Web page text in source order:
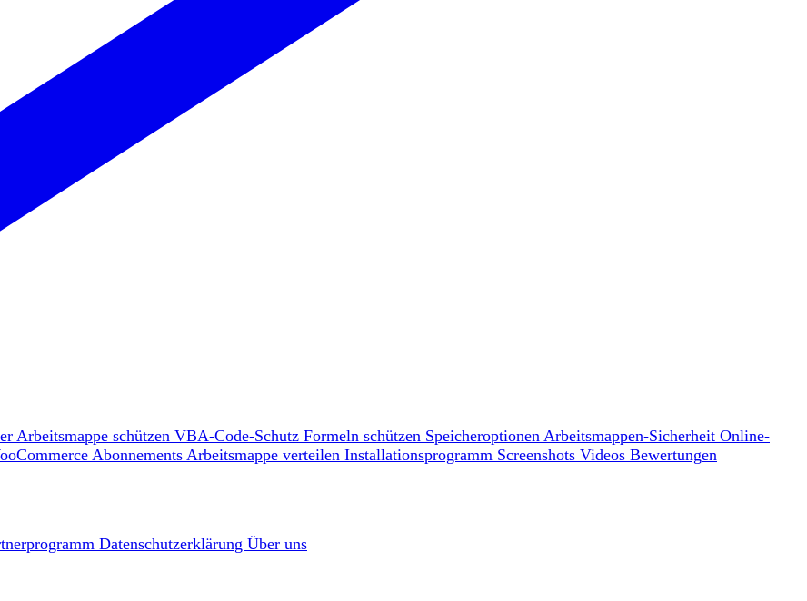
Arbeitsmappe schützen VBA-Code-Schutz Formeln schützen Speicheroptionen Arbeitsmappen-Sicherheit Online-
Abonnements Arbeitsmappe verteilen Installationsprogramm Screenshots Videos Bewertungen
Datenschutzerklärung Über uns